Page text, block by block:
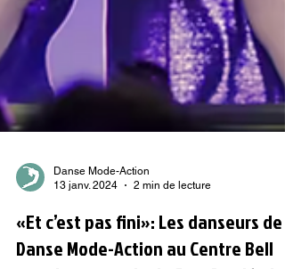
Danse Mode-Action
13 janv. 2024
2 min de lecture